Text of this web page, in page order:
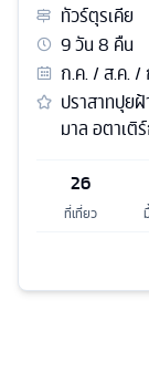
ทัวร์ตุรเคีย
9วัน8 คืน
ก.ค. / ส.ค. /
ปราสาทปุย
มาล อตาเติ
26
ที่เที่ยว